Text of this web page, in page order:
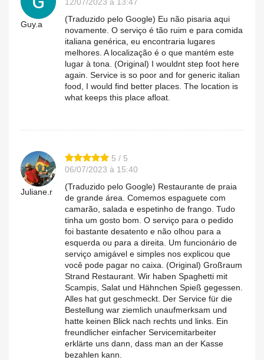
Guy.a
(Traduzido pelo Google) Eu não pisaria aqui
novamente. O serviço é tão ruim e para comida
italiana genérica, eu encontraria lugares
melhores. A localização é o que mantém este
lugar à tona. (Original) I wouldnt step foot here
again. Service is so poor and for generic italian
food, I would find better places. The location is
what keeps this place afloat.
Juliane.r
5 / 5
06/07/2023 à 15:40
(Traduzido pelo Google) Restaurante de praia
de grande área. Comemos espaguete com
camarão, salada e espetinho de frango. Tudo
tinha um gosto bom. O serviço para o pedido
foi bastante desatento e não olhou para a
esquerda ou para a direita. Um funcionário de
serviço amigável e simples nos explicou que
você pode pagar no caixa. (Original) Großraum
Strand Restaurant. Wir haben Spaghetti mit
Scampis, Salat und Hähnchen Spieß gegessen.
Alles hat gut geschmeckt. Der Service für die
Bestellung war ziemlich unaufmerksam und
hatte keinen Blick nach rechts und links. Ein
freundlicher einfacher Servicemitarbeiter
erklärte uns dann, dass man an der Kasse
bezahlen kann.